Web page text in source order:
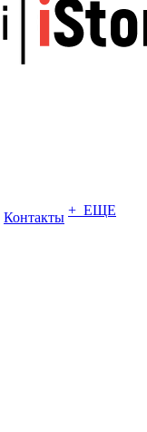
Контакты + ЕЩЕ